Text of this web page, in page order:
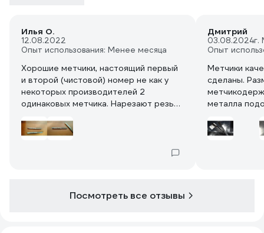
Илья О.
12.08.2022
Опыт использования: Менее месяца
Хорошие метчики, настоящий первый
и второй (чистовой) номер не как у
некоторых производителей 2
одинаковых метчика. Нарезают резьбу
метчики из 9ХС не режут. Качество
резьбы получается хорошее. Подводя
Дмитрий
03.08.2024г.
Опыт
Метчики
сделаны.
металла
адекватная.
Посмотреть все отзывы